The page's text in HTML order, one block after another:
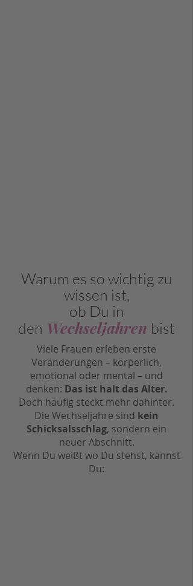
Warum es so wichtig zu
wissen ist,
ob Du in
den Wechseljahren bist
Viele Frauen erleben erste
Veränderungen – körperlich,
emotional oder mental – und
denken: Das ist halt das Alter.
Doch häufig steckt mehr dahinter.
Die Wechseljahre sind kein
Schicksalsschlag, sondern ein
neuer Abschnitt.
Wenn Du weißt wo Du stehst, kannst
Du: